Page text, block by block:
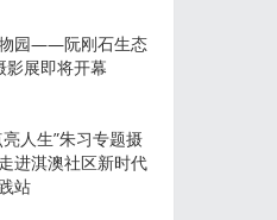
园——阮刚石生态
影展即将开幕
亮人生”朱习专题摄
进淇澳社区新时代
站